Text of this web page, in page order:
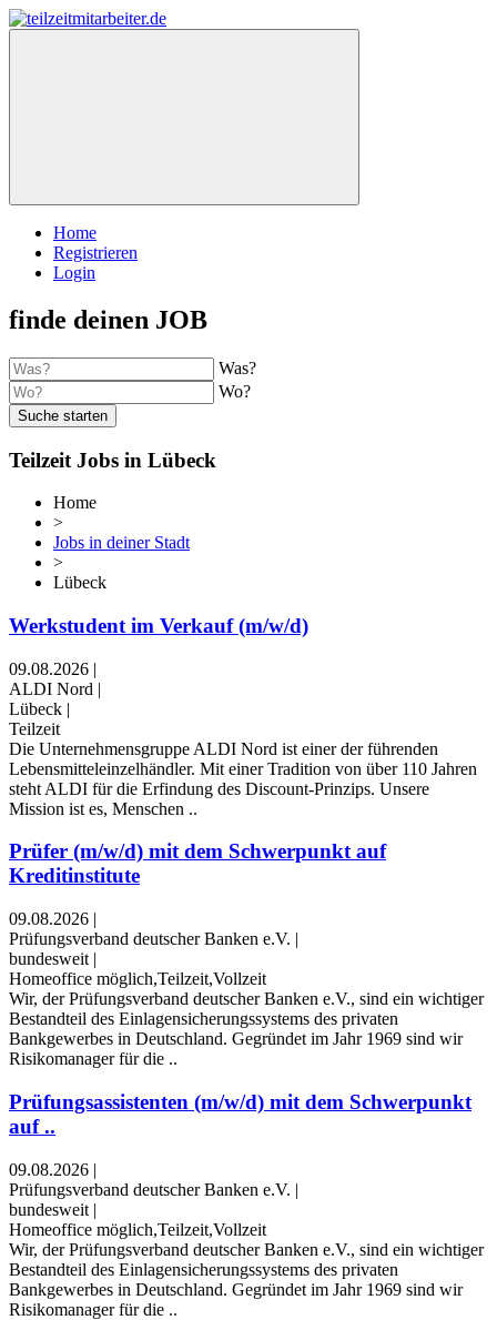
Home
Registrieren
Login
finde deinen JOB
Was?
Wo?
Suche starten
Teilzeit Jobs in Lübeck
Home
>
Jobs in deiner Stadt
>
Lübeck
Werkstudent im Verkauf (m/w/d)
09.08.2026 |
ALDI Nord |
Lübeck |
Teilzeit
Die Unternehmensgruppe ALDI Nord ist einer der führenden
Lebensmitteleinzelhändler. Mit einer Tradition von über 110 Jahren
steht ALDI für die Erfindung des Discount-Prinzips. Unsere
Mission ist es, Menschen ..
Prüfer (m/w/d) mit dem Schwerpunkt auf
Kreditinstitute
09.08.2026 |
Prüfungsverband deutscher Banken e.V. |
bundesweit |
Homeoffice möglich,Teilzeit,Vollzeit
Wir, der Prüfungsverband deutscher Banken e.V., sind ein wichtiger
Bestandteil des Einlagensicherungssystems des privaten
Bankgewerbes in Deutschland. Gegründet im Jahr 1969 sind wir
Risikomanager für die ..
Prüfungsassistenten (m/w/d) mit dem Schwerpunkt
auf ..
09.08.2026 |
Prüfungsverband deutscher Banken e.V. |
bundesweit |
Homeoffice möglich,Teilzeit,Vollzeit
Wir, der Prüfungsverband deutscher Banken e.V., sind ein wichtiger
Bestandteil des Einlagensicherungssystems des privaten
Bankgewerbes in Deutschland. Gegründet im Jahr 1969 sind wir
Risikomanager für die ..